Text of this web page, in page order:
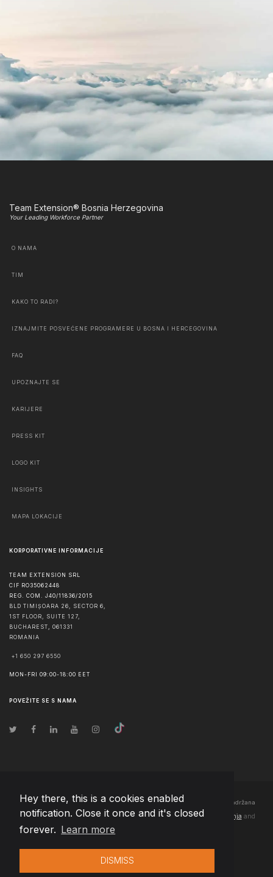
Hey there, this is a cookies enabled
notification. Close it once and it's closed
forever. Learn more
DISMISS
Team Extension® Bosnia Herzegovina
Your Leading Workforce Partner
O NAMA
TIM
KAKO TO RADI?
IZNAJMITE POSVEĆENE PROGRAMERE U BOSNA I HERCEGOVINA
FAQ
UPOZNAJTE SE
KARIJERE
PRESS KIT
LOGO KIT
INSIGHTS
MAPA LOKACIJE
KORPORATIVNE INFORMACIJE
TEAM EXTENSION SRL
CIF RO35062448
REG. COM. J40/11836/2015
BLD TIMIȘOARA 26, SECTOR 6,
1ST FLOOR, SUITE 127,
BUCHAREST
061331
ROMANIA
+1 650 297 6550
MON-FRI 09:00-18:00 EET
POVEŽITE SE S NAMA
© Autorska prava 2026 Team Extension Bosnia Herzegovina - Sva prava zadržana
Changelog● Korišćenjem ove stranice slažete se sa našimPravila korištenja and
Politika privatnosti